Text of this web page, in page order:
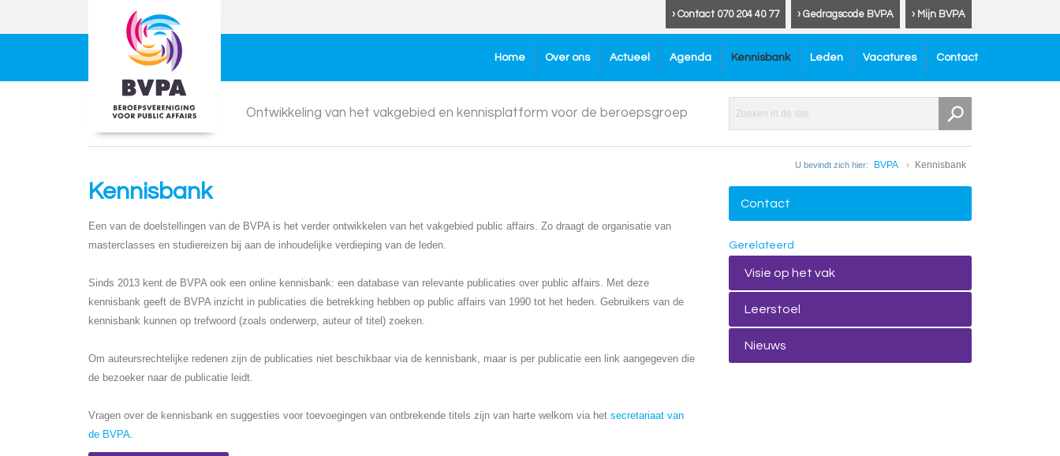
› Mijn BVPA
› Gedragscode BVPA
› Contact 070 204 40 77
Home Over ons Actueel Agenda Kennisbank Leden Vacatures Contact
Ontwikkeling van het vakgebied en kennisplatform voor de beroepsgroep
U bevindt zich hier: BVPA Kennisbank
Kennisbank
Een van de doelstellingen van de BVPA is het verder ontwikkelen van het vakgebied public affairs. Zo draagt de organisatie van
masterclasses en studiereizen bij aan de inhoudelijke verdieping van de leden.
Sinds 2013 kent de BVPA ook een online kennisbank: een database van relevante publicaties over public affairs. Met deze
kennisbank geeft de BVPA inzicht in publicaties die betrekking hebben op public affairs van 1990 tot het heden. Gebruikers van de
kennisbank kunnen op trefwoord (zoals onderwerp, auteur of titel) zoeken.
Om auteursrechtelijke redenen zijn de publicaties niet beschikbaar via de kennisbank, maar is per publicatie een link aangegeven die
de bezoeker naar de publicatie leidt.
Vragen over de kennisbank en suggesties voor toevoegingen van ontbrekende titels zijn van harte welkom via het secretariaat van
de BVPA.
Contact
Gerelateerd
Visie op het vak
Leerstoel
Nieuws